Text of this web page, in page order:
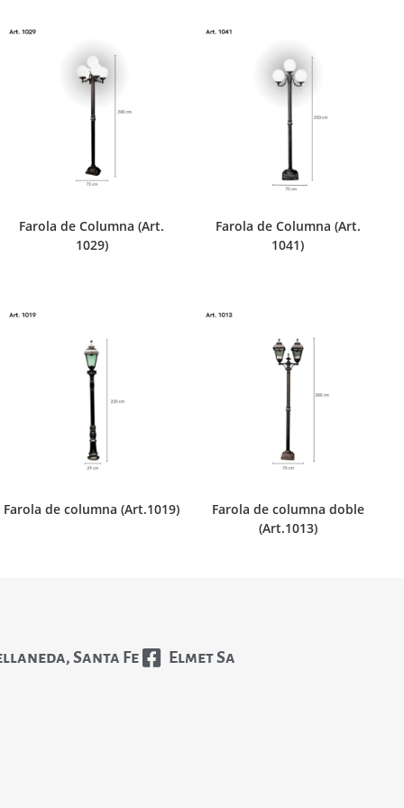
Farola de Columna (Art.
1029)
Farola de Columna (Art.
1041)
Farola de columna (Art.1019)
Farola de columna doble
(Art.1013)
Santa Fe Elmet Sa